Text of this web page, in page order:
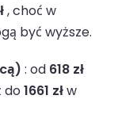
, choć w
być wyższe.
: od 618 zł
do 1661 złw